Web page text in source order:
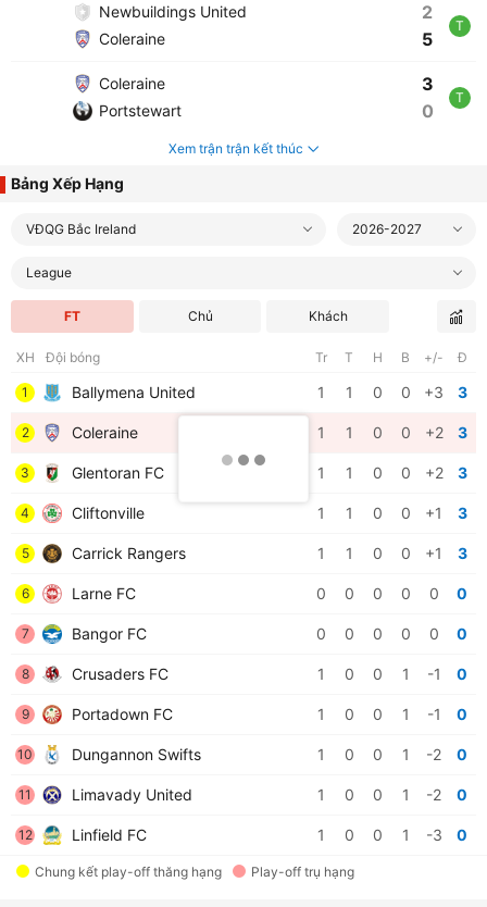
Newbuildings United
Coleraine
2
5
T
Coleraine
Portstewart
3
0
T
Xem trận trận kết thúc
Bảng Xếp Hạng
VĐQG Bắc Ireland 2026-2027
League
FT Chủ Khách
XH Đội bóng Tr T H B +/- Đ
1 Ballymena United 1 1 0 0 +3 3
2 Coleraine 1 1 0 0 +2 3
3 Glentoran FC 1 1 0 0 +2 3
4 Cliftonville 1 1 0 0 +1 3
5 Carrick Rangers 1 1 0 0 +1 3
6 Larne FC 0 0 0 0 0 0
7 Bangor FC 0 0 0 0 0 0
8 Crusaders FC 1 0 0 1 -1 0
9 Portadown FC 1 0 0 1 -1 0
10 Dungannon Swifts 1 0 0 1 -2 0
11 Limavady United 1 0 0 1 -2 0
12 Linfield FC 1 0 0 1 -3 0
Chung kết play-off thăng hạng Play-off trụ hạng